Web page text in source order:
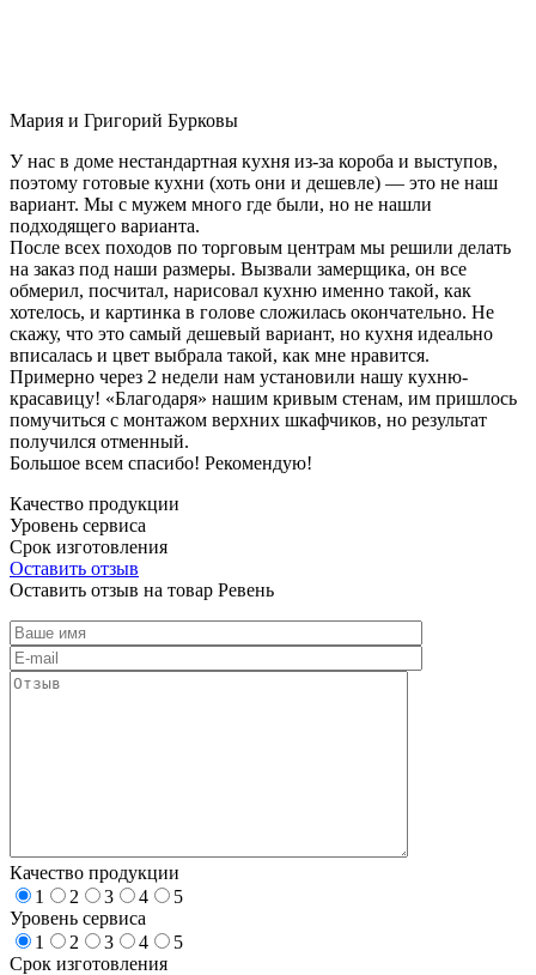
Мария и Григорий Бурковы
У нас в доме нестандартная кухня из-за короба и выступов,
поэтому готовые кухни (хоть они и дешевле) — это не наш
вариант. Мы с мужем много где были, но не нашли
подходящего варианта.
После всех походов по торговым центрам мы решили делать
на заказ под наши размеры. Вызвали замерщика, он все
обмерил, посчитал, нарисовал кухню именно такой, как
хотелось, и картинка в голове сложилась окончательно. Не
скажу, что это самый дешевый вариант, но кухня идеально
вписалась и цвет выбрала такой, как мне нравится.
Примерно через 2 недели нам установили нашу кухню-
красавицу! «Благодаря» нашим кривым стенам, им пришлось
помучиться с монтажом верхних шкафчиков, но результат
получился отменный.
Большое всем спасибо! Рекомендую!
Качество продукции
Уровень сервиса
Срок изготовления
Оставить отзыв
Оставить отзыв на товар Ревень
Качество продукции
1
2 3 4
5
Уровень сервиса
1
2 3 4
5
Срок изготовления